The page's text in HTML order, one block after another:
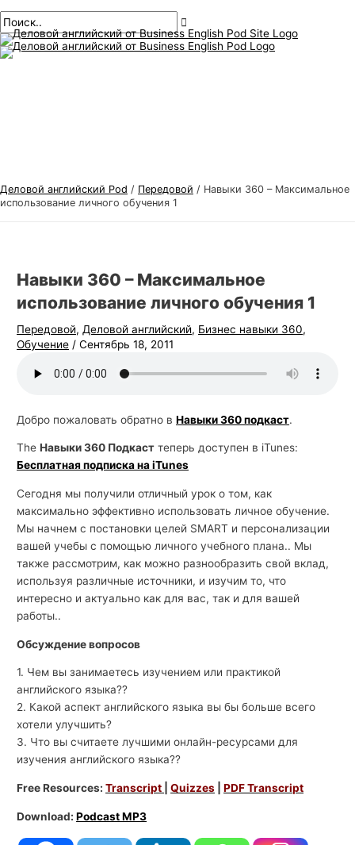
к
содержанию
меню
Деловой английский Pod / Передовой / Навыки 360 – Максимальное
использование личного обучения 1
Навыки 360 – Максимальное
использование личного обучения 1
Передовой, Деловой английский, Бизнес навыки 360,
Обучение /Сентябрь 18, 2011
Добро пожаловать обратно вНавыки 360 подкаст.
The Навыки 360 Подкаст теперь доступен в iTunes:
Бесплатная подписка на iTunes
Сегодня мы получили отличный урок о том, как
максимально эффективно использовать личное обучение.
Мы начнем с постановки целей SMART и персонализации
вашей учебы с помощью личного учебного плана.. Мы
также рассмотрим, как можно разнообразить свой вклад,
используя различные источники, и изучим то, что
интересно и актуально как для вас, так и для вашей
работы..
Обсуждение вопросов
1. Чем вы занимаетесь изучением или практикой
английского языка??
2. Какой аспект английского языка вы бы больше всего
хотели улучшить?
3. Что вы считаете лучшими онлайн-ресурсами для
изучения английского языка??
Free Resources:Transcript |Quizzes |PDF Transcript
Download:Podcast MP3
по
публикациям
здесь..
почта*
Т
е
м
о
н
г
л
и
к
г
И
с
к